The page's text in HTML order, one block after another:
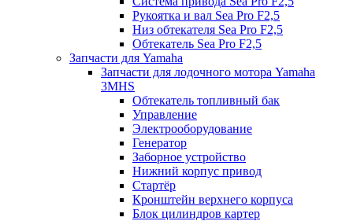
Рукоятка и вал Sea Pro F2,5
Низ обтекателя Sea Pro F2,5
Обтекатель Sea Pro F2,5
Запчасти для Yamaha
Запчасти для лодочного мотора Yamaha
3MHS
Обтекатель топливный бак
Управление
Электрооборудование
Генератор
Заборное устройство
Нижний корпус привод
Стартёр
Кронштейн верхнего корпуса
Блок цилиндров картер